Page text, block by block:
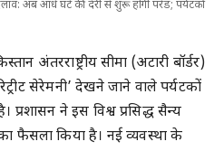
अब आधे घंटे की देरी से शुरू होगी परेड; पर्यटकों
अंतरराष्ट्रीय सीमा (अटारी बॉर्डर)
सेरेमनी’ देखने जाने वाले पर्यटकों
ने इस विश्व प्रसिद्ध सैन्य
फैसला किया है। नई व्यवस्था के